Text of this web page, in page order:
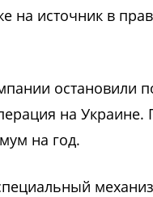
источник в
остановили
на Украине.
на год.